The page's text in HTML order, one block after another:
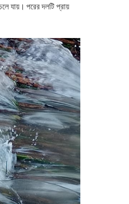
যায়। পরের দলটি প্রায়